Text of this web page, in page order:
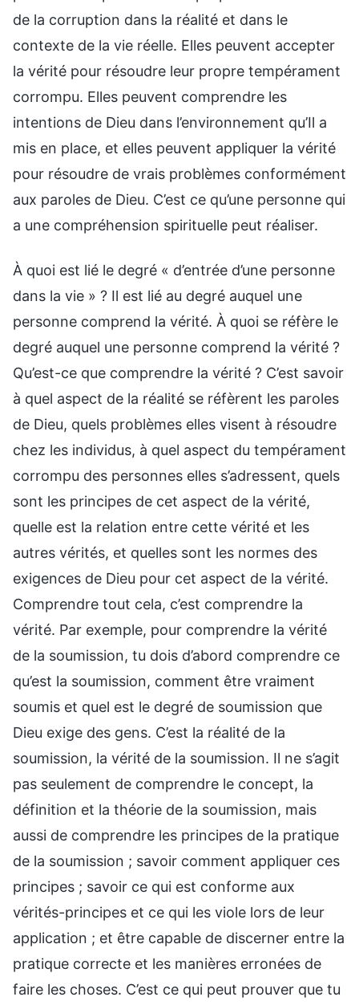
de la corruption dans la réalité et dans le
contexte de la vie réelle. Elles peuvent accepter
la vérité pour résoudre leur propre tempérament
corrompu. Elles peuvent comprendre les
intentions de Dieu dans l’environnement qu’Il a
mis en place, et elles peuvent appliquer la vérité
pour résoudre de vrais problèmes conformément
aux paroles de Dieu. C’est ce qu’une personne qui
a une compréhension spirituelle peut réaliser.
À quoi est lié le degré « d’entrée d’une personne
dans la vie » ? Il est lié au degré auquel une
personne comprend la vérité. À quoi se réfère le
degré auquel une personne comprend la vérité ?
Qu’est-ce que comprendre la vérité ? C’est savoir
à quel aspect de la réalité se réfèrent les paroles
de Dieu, quels problèmes elles visent à résoudre
chez les individus, à quel aspect du tempérament
corrompu des personnes elles s’adressent, quels
sont les principes de cet aspect de la vérité,
quelle est la relation entre cette vérité et les
autres vérités, et quelles sont les normes des
exigences de Dieu pour cet aspect de la vérité.
Comprendre tout cela, c’est comprendre la
vérité. Par exemple, pour comprendre la vérité
de la soumission, tu dois d’abord comprendre ce
qu’est la soumission, comment être vraiment
soumis et quel est le degré de soumission que
Dieu exige des gens. C’est la réalité de la
soumission, la vérité de la soumission. Il ne s’agit
pas seulement de comprendre le concept, la
définition et la théorie de la soumission, mais
aussi de comprendre les principes de la pratique
de la soumission ; savoir comment appliquer ces
principes ; savoir ce qui est conforme aux
vérités-principes et ce qui les viole lors de leur
application ; et être capable de discerner entre la
pratique correcte et les manières erronées de
faire les choses. C’est ce qui peut prouver que tu